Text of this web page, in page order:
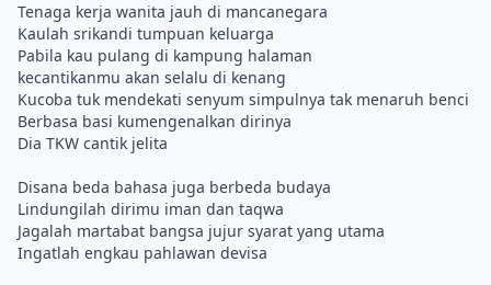
Tenaga kerja wanita jauh di mancanegara
Kaulah srikandi tumpuan keluarga
Pabila kau pulang di kampung halaman
kecantikanmu akan selalu di kenang
Kucoba tuk mendekati senyum simpulnya tak menaruh benci
Berbasa basi kumengenalkan dirinya
Dia TKW cantik jelita
Disana beda bahasa juga berbeda budaya
Lindungilah dirimu iman dan taqwa
Jagalah martabat bangsa jujur syarat yang utama
Ingatlah engkau pahlawan devisa